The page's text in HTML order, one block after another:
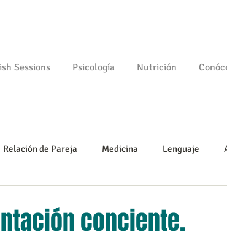
Sessions Psicología Nutrición
Relación de Pareja Medicina Lenguaje
conciente.